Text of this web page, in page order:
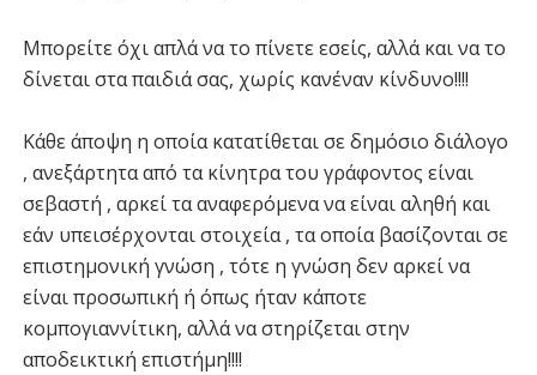
Μπορείτε όχι απλά να το πίνετε εσείς, αλλά και να το
δίνεται στα παιδιά σας, χωρίς κανέναν κίνδυνο!!!!
Κάθε άποψη η οποία κατατίθεται σε δημόσιο διάλογο
, ανεξάρτητα από τα κίνητρα του γράφοντος είναι
σεβαστή , αρκεί τα αναφερόμενα να είναι αληθή και
εάν υπεισέρχονται στοιχεία , τα οποία βασίζονται σε
επιστημονική γνώση , τότε η γνώση δεν αρκεί να
είναι προσωπική ή όπως ήταν κάποτε
κομπογιαννίτικη, αλλά να στηρίζεται στην
αποδεικτική επιστήμη!!!!